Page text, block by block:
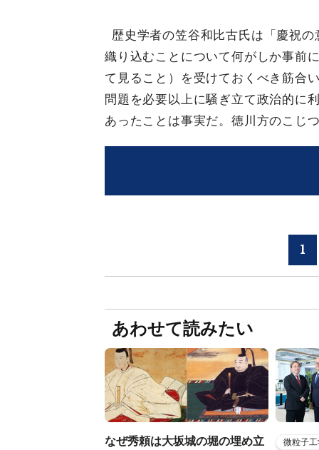
歴史学者の笠谷和比古氏は「慶祝
織り込むことについて何がしか事前
て見ること）を受けておくべき筋合
問題を必要以上に騒ぎ立て政治的に
あったことは事実だ。徳川方のこじ
1
あわせて読みたい
なぜ秀頼は大坂城の堀の埋め立 微粒子